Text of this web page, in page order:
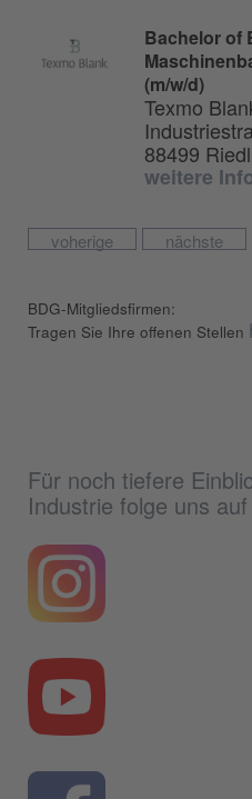
Bachelor of
(m/w/d)
Texmo
88499
weitere
voherige nächste
BDG-Mitgliedsfirmen:
Tragen Sie Ihre offenen Stellen
Für noch tiefere
Industrie folge uns